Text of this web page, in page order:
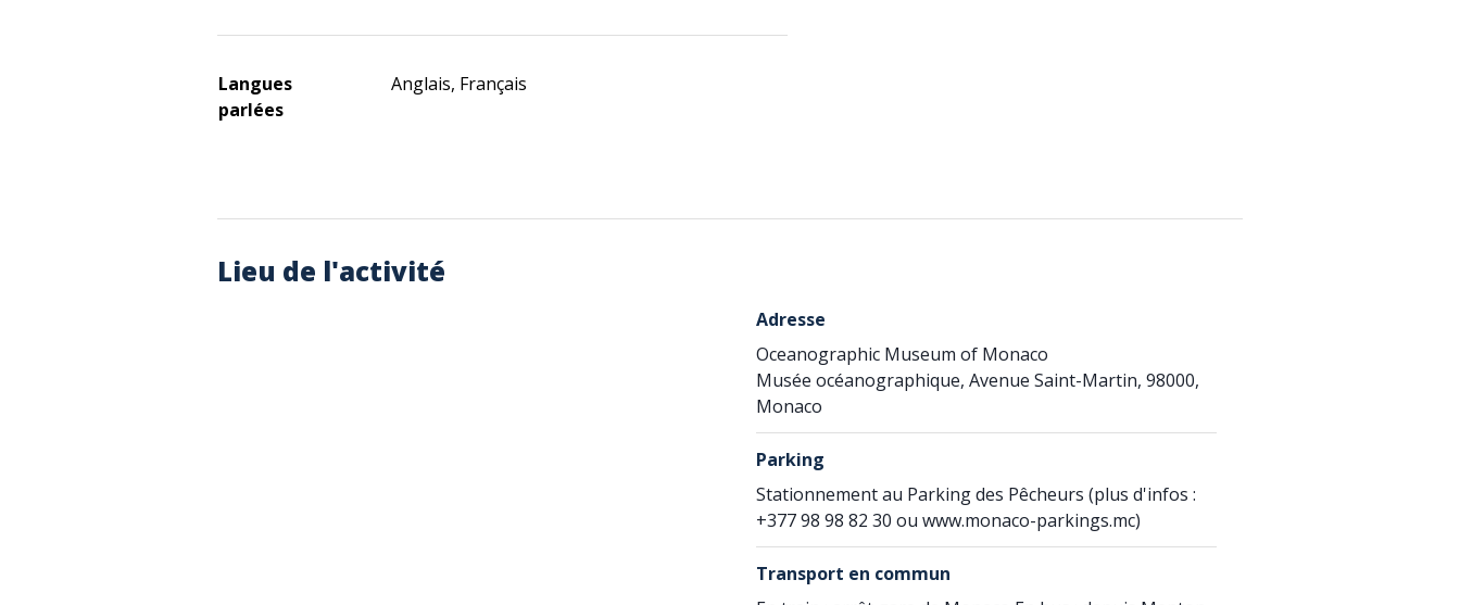
Langues
parlées
Anglais, Français
Lieu de l'activité
Adresse
Oceanographic Museum of Monaco
Musée océanographique, Avenue Saint-Martin, 98000,
Monaco
Parking
Stationnement au Parking des Pêcheurs (plus d'infos :
+377 98 98 82 30 ou www.monaco-parkings.mc)
Transport en commun